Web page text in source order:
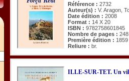
Référence : 2732
Auteur(s) : V. Aragon,
Date édition : 2008
Format : 14 X 20
ISBN : 9782758601845
Nombre de pages : 248
Première édition : 1859
Reliure : br.
ILLE-SUR-TET. Un